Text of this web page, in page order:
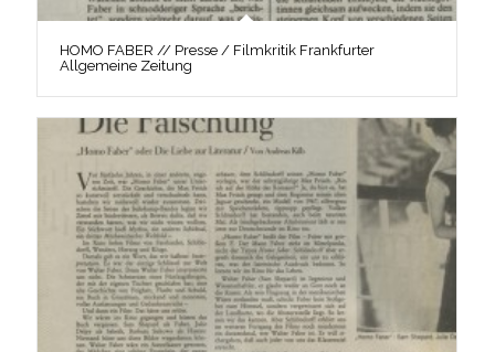
HOMO FABER // Presse / Filmkritik Frankfurter
Allgemeine Zeitung